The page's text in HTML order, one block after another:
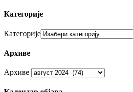
Категорије
Категорије
Архиве
Архиве